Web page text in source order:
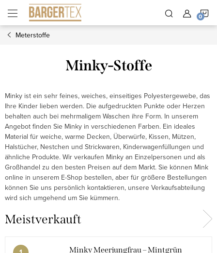
Inhalt
springen
Meterstoffe
Minky-Stoffe
Minky ist ein sehr feines, weiches, einseitiges Polyestergewebe, das
Ihre Kinder lieben werden. Die aufgedruckten Punkte oder Herzen
behalten auch bei mehrmaligem Waschen ihre Form. In unserem
Angebot finden Sie Minky in verschiedenen Farben. Ein ideales
Material für weiche, warme Decken, Überwürfe, Kissen, Mützen,
Halstücher, Nestchen und Strickwaren, Kinderwagenfüllungen und
ähnliche Produkte. Wir verkaufen Minky an Einzelpersonen und als
Großhandel zu den besten Preisen auf dem Markt. Sie können Mink
online in unserem E-Shop bestellen, aber für größere Bestellungen
können Sie uns persönlich kontaktieren, unsere Verkaufsabteilung
wird sich umgehend um Sie kümmern.
Meistverkauft
Minky Meerjungfrau – Mintgrün